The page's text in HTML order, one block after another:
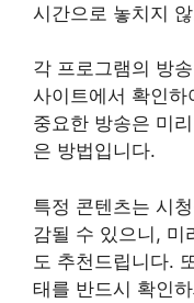
시간으로 놓치지
각 프로그램의 방
사이트에서 확인
중요한 방송은 미
은 방법입니다.
특정 콘텐츠는 시
감될 수 있으니, 미
도 추천드립니다.
태를 반드시 확인